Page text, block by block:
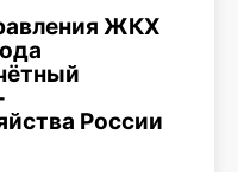
ЖКХ
России